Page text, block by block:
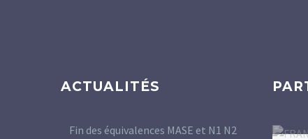
ACTUALITÉS
Fin des équivalences MASE et N1 N2